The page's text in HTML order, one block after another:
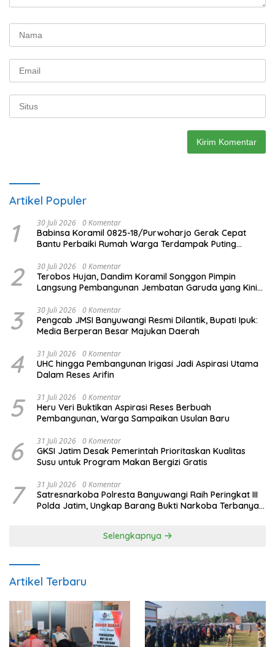
Artikel Populer
1 30 Juli 2026 0 Komentar
Babinsa Koramil 0825-18/Purwoharjo Gerak Cepat
Bantu Perbaiki Rumah Warga Terdampak Puting
2 30 Juli 2026 0 Komentar
Terobos Hujan, Dandim Koramil Songgon Pimpin
Langsung Pembangunan Jembatan Garuda yang Kini
3 30 Juli 2026 0 Komentar
Pengcab JMSI Banyuwangi Resmi Dilantik, Bupati Ipuk:
Media Berperan Besar Majukan Daerah
4 31 Juli 2026 0 Komentar
UHC hingga Pembangunan Irigasi Jadi Aspirasi Utama
Dalam Reses Arifin
5 31 Juli 2026 0 Komentar
Heru Veri Buktikan Aspirasi Reses Berbuah
Pembangunan, Warga Sampaikan Usulan Baru
6 31 Juli 2026 0 Komentar
GKSI Jatim Desak Pemerintah Prioritaskan Kualitas
Susu untuk Program Makan Bergizi Gratis
7 31 Juli 2026 0 Komentar
Satresnarkoba Polresta Banyuwangi Raih Peringkat III
Polda Jatim, Ungkap Barang Bukti Narkoba Terbanyak
Selengkapnya
Artikel Terbaru